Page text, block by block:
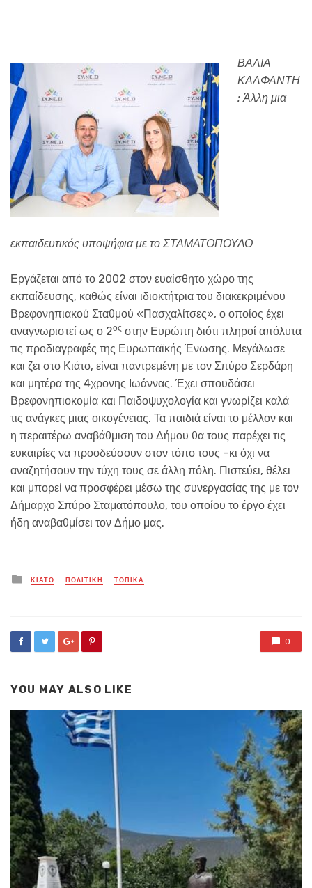
ΒΑΛΙΑ
ΚΑΛΦΑΝΤΗ
: Άλλη μια
εκπαιδευτικός υποψήφια με το ΣΤΑΜΑΤΟΠΟΥΛΟ
Εργάζεται από το 2002 στον ευαίσθητο χώρο της
εκπαίδευσης, καθώς είναι ιδιοκτήτρια του διακεκριμένου
Βρεφονηπιακού Σταθμού «Πασχαλίτσες», ο οποίος έχει
αναγνωριστεί ως ο 2ος στην Ευρώπη διότι πληροί απόλυτα
τις προδιαγραφές της Ευρωπαϊκής Ένωσης. Μεγάλωσε
και ζει στο Κιάτο, είναι παντρεμένη με τον Σπύρο Σερδάρη
και μητέρα της 4χρονης Ιωάννας. Έχει σπουδάσει
Βρεφονηπιοκομία και Παιδοψυχολογία και γνωρίζει καλά
τις ανάγκες μιας οικογένειας. Τα παιδιά είναι το μέλλον και
η περαιτέρω αναβάθμιση του Δήμου θα τους παρέχει τις
ευκαιρίες να προοδεύσουν στον τόπο τους –κι όχι να
αναζητήσουν την τύχη τους σε άλλη πόλη. Πιστεύει, θέλει
και μπορεί να προσφέρει μέσω της συνεργασίας της με τον
Δήμαρχο Σπύρο Σταματόπουλο, του οποίου το έργο έχει
ήδη αναβαθμίσει τον Δήμο μας.
Posted
in
ΚΙΑΤΟ ΠΟΛΙΤΙΚΗ ΤΟΠΙΚΑ
0
YOU MAY ALSO LIKE